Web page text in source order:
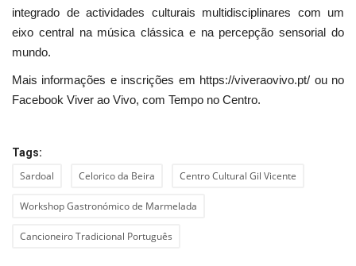
integrado de actividades culturais multidisciplinares com um
eixo central na música clássica e na percepção sensorial do
mundo.
Mais informações e inscrições em https://viveraovivo.pt/ ou no
Facebook Viver ao Vivo, com Tempo no Centro.
Tags:
Sardoal Celorico da Beira Centro Cultural Gil Vicente
Workshop Gastronómico de Marmelada
Cancioneiro Tradicional Português